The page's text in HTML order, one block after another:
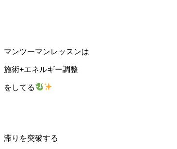
マンツーマンレッスンは
施術+エネルギー調整
をしてる
滞りを突破する